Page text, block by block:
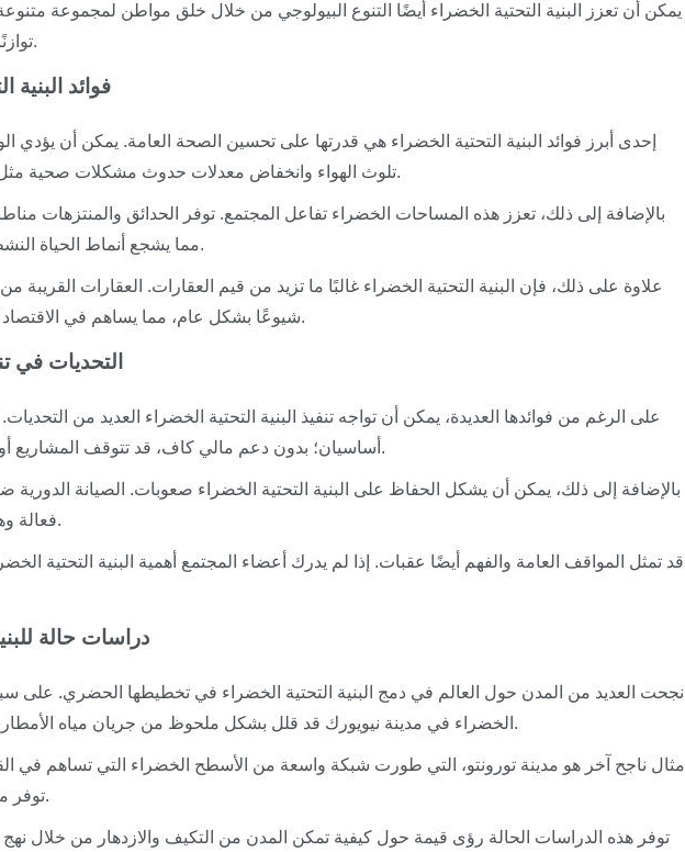
يمكن أن تعزز البنية التحتية الخضراء أيضًا التنوع البيولوجي من خلال خلق مواطن لمجموعة متنوعة
توازنًا حرجًا للأنظمة البيئية الحضرية.
فوائد البنية
إحدى أبرز فوائد البنية التحتية الخضراء هي قدرتها على تحسين الصحة العامة. يمكن أن يؤدي
تلوث الهواء وانخفاض معدلات حدوث مشكلات صحية مثل الربو وأمراض الجهاز التنفسي.
بالإضافة إلى ذلك، تعزز هذه المساحات الخضراء تفاعل المجتمع. توفر الحدائق والمنتزهات
مما يشجع أنماط الحياة النشطة ويبني روابط مجتمعية أقوى.
علاوة على ذلك، فإن البنية التحتية الخضراء غالبًا ما تزيد من قيم العقارات. العقارات القريبة
شيوعًا بشكل عام، مما يساهم في الاقتصاد المحلي ويعزز الفخر المجتمعي.
التحديات في
على الرغم من فوائدها العديدة، يمكن أن تواجه تنفيذ البنية التحتية الخضراء العديد من
أساسيان؛ بدون دعم مالي كاف، قد تتوقف المشاريع أو تكون مصممة بشكل غير كافٍ.
بالإضافة إلى ذلك، يمكن أن يشكل الحفاظ على البنية التحتية الخضراء صعوبات. الصيانة الدورية
فعالة وهي تقدم فوائدها على مر الزمن.
قد تمثل المواقف العامة والفهم أيضًا عقبات. إذا لم يدرك أعضاء المجتمع أهمية البنية التحتية
دراسات حالة
نجحت العديد من المدن حول العالم في دمج البنية التحتية الخضراء في تخطيطها الحضري. على سبيل
الخضراء في مدينة نيويورك قد قلل بشكل ملحوظ من جريان مياه الأمطار بينما عزز نوعية الحياة لسكانها.
مثال ناجح آخر هو مدينة تورونتو، التي طورت شبكة واسعة من الأسطح الخضراء التي تساهم في
توفر مساحات ترفيهية لسكان الحضر.
توفر هذه الدراسات الحالة رؤى قيمة حول كيفية تمكن المدن من التكيف والازدهار من خلال